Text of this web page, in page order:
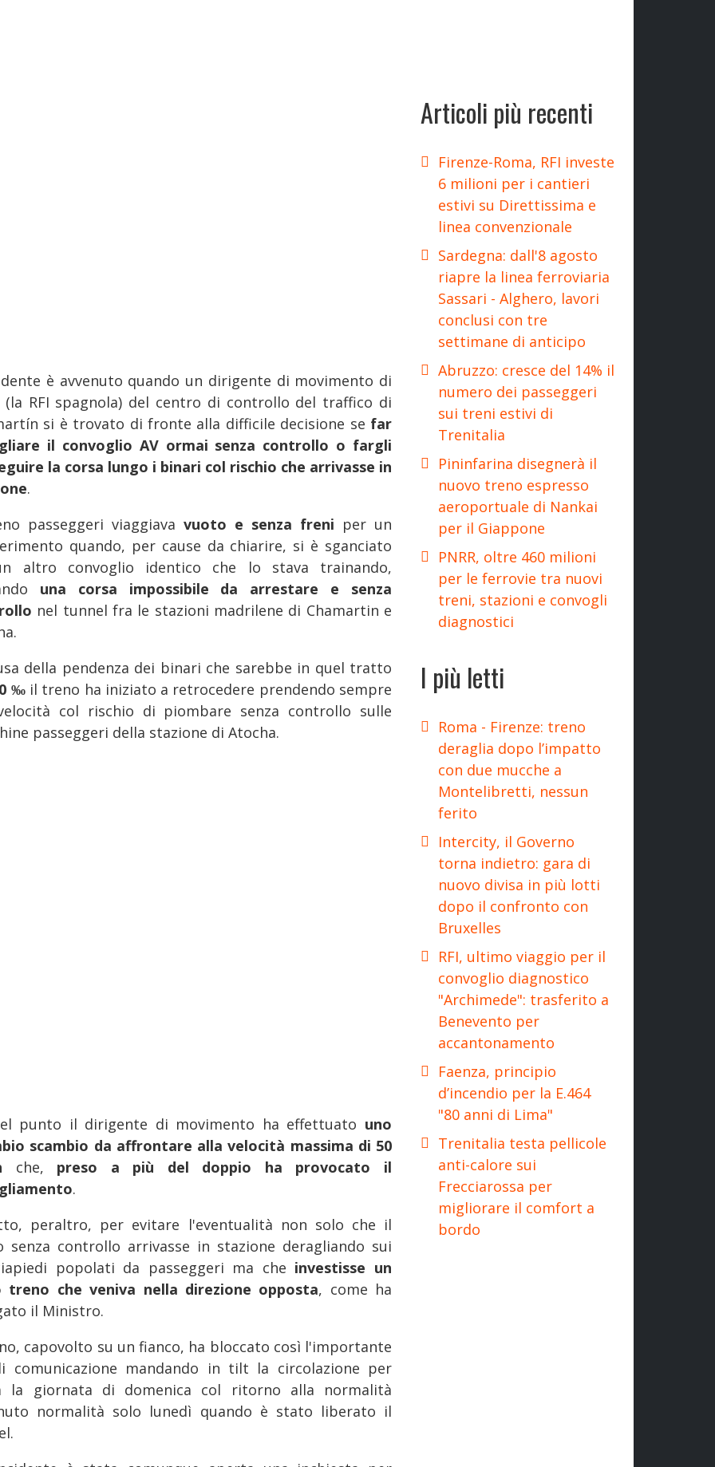
è avvenuto quando un dirigente di movimento di
(la RFI spagnola) del centro di controllo del traffico di
si è trovato di fronte alla difficile decisione se far
il convoglio AV ormai senza controllo o fargli
la corsa lungo i binari col rischio che arrivasse in
.
passeggeri viaggiava vuoto e senza freni per un
quando, per cause da chiarire, si è sganciato
altro convoglio identico che lo stava trainando,
una corsa impossibile da arrestare e senza
nel tunnel fra le stazioni madrilene di Chamartin e
della pendenza dei binari che sarebbe in quel tratto
‰ il treno ha iniziato a retrocedere prendendo sempre
col rischio di piombare senza controllo sulle
passeggeri della stazione di Atocha.
punto il dirigente di movimento ha effettuato uno
scambio da affrontare alla velocità massima di 50
che, preso a più del doppio ha provocato il
.
peraltro, per evitare l'eventualità non solo che il
senza controllo arrivasse in stazione deragliando sui
popolati da passeggeri ma che investisse un
treno che veniva nella direzione opposta, come ha
il Ministro.
capovolto su un fianco, ha bloccato così l'importante
comunicazione mandando in tilt la circolazione per
la giornata di domenica col ritorno alla normalità
normalità solo lunedì quando è stato liberato il
Articoli più recenti
Firenze-Roma, RFI investe
6 milioni per i cantieri
estivi su Direttissima e
linea convenzionale
Sardegna: dall'8 agosto
riapre la linea ferroviaria
Sassari - Alghero, lavori
conclusi con tre
settimane di anticipo
Abruzzo: cresce del 14% il
numero dei passeggeri
sui treni estivi di
Trenitalia
Pininfarina disegnerà il
nuovo treno espresso
aeroportuale di Nankai
per il Giappone
PNRR, oltre 460 milioni
per le ferrovie tra nuovi
treni, stazioni e convogli
diagnostici
I più letti
Roma - Firenze: treno
deraglia dopo l’impatto
con due mucche a
Montelibretti, nessun
ferito
Intercity, il Governo
torna indietro: gara di
nuovo divisa in più lotti
dopo il confronto con
Bruxelles
RFI, ultimo viaggio per il
convoglio diagnostico
"Archimede": trasferito a
Benevento per
accantonamento
Faenza, principio
d’incendio per la E.464
"80 anni di Lima"
Trenitalia testa pellicole
anti-calore sui
Frecciarossa per
migliorare il comfort a
bordo